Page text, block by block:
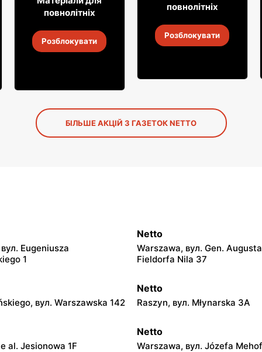
Безалкогольне вино
Simply
14 серп. 2026
повнолітніх
Розблокувати 14 серп. 2026
повнолітніх
Розблокувати
БІЛЬШЕ АКЦІЙ З ГАЗЕТОК NETTO
Eugeniusza
1
Netto
Warszawa, вул. Gen.
Fieldorfa Nila 37
вул. Warszawska 142
Netto
Raszyn, вул. Młynarska 3A
al. Jesionowa 1F
Netto
Warszawa, вул. Józefa